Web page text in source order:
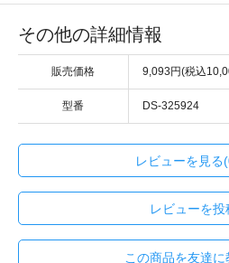
その他の詳細情報
販売価格 9,093円(税込
型番 DS-325924
レビューを見る
レビューを投
この商品を友達に